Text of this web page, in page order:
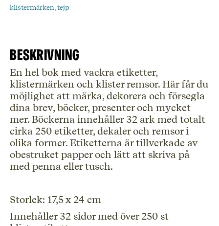
klistermärken, tejp
Beskrivning
En hel bok med vackra etiketter,
klistermärken och klister remsor. Här får du
möjlighet att märka, dekorera och försegla
dina brev, böcker, presenter och mycket
mer. Böckerna innehåller 32 ark med totalt
cirka 250 etiketter, dekaler och remsor i
olika former. Etiketterna är tillverkade av
obestruket papper och lätt att skriva på
med penna eller tusch.
Storlek: 17,5 x 24 cm
Innehåller 32 sidor med över 250 st